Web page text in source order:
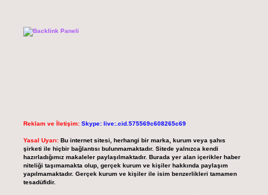
Reklam ve İletişim: Skype: live:.cid.575569c608265c69
Yasal Uyarı: Bu internet sitesi, herhangi bir marka, kurum veya şahıs
şirketi ile hiçbir bağlantısı bulunmamaktadır. Sitede yalnızca kendi
hazırladığımız makaleler paylaşılmaktadır. Burada yer alan içerikler haber
niteliği taşımamakta olup, gerçek kurum ve kişiler hakkında paylaşım
yapılmamaktadır. Gerçek kurum ve kişiler ile isim benzerlikleri tamamen
tesadüfidir.